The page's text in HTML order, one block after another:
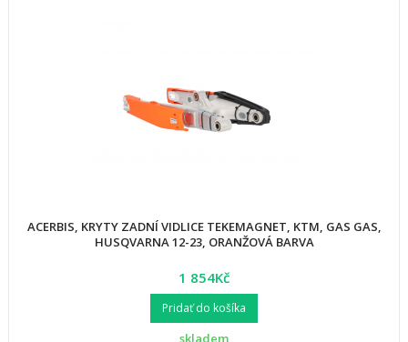
ACERBIS, KRYTY ZADNÍ VIDLICE TEKEMAGNET, KTM, GAS GAS,
HUSQVARNA 12-23, ORANŽOVÁ BARVA
1 854Kč
Pridať do košíka
skladem